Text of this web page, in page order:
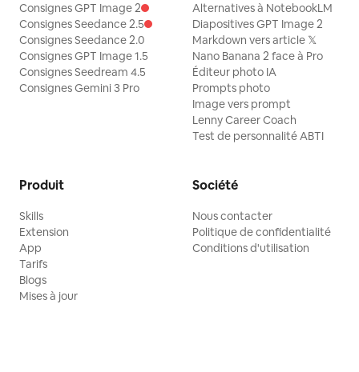
Consignes GPT Image 2
Consignes Seedance 2.5
Consignes Seedance 2.0
Consignes GPT Image 1.5
Consignes Seedream 4.5
Consignes Gemini 3 Pro
Alternatives à NotebookLM
Diapositives GPT Image 2
Markdown vers article 𝕏
Nano Banana 2 face à Pro
Éditeur photo IA
Prompts photo
Image vers prompt
Lenny Career Coach
Test de personnalité ABTI
Produit
Skills
Extension
App
Tarifs
Blogs
Mises à jour
Société
Nous contacter
Politique de confidentialité
Conditions d'utilisation